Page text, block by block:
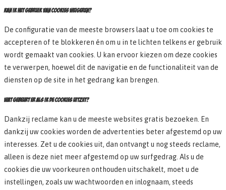
KAN IK HET GEBRUIK VAN COOKIES WEIGEREN?
De configuratie van de meeste browsers laat u toe om cookies te
accepteren of te blokkeren én om u in te lichten telkens er gebruik
wordt gemaakt van cookies. U kan ervoor kiezen om deze cookies
te verwerpen, hoewel dit de navigatie en de functionaliteit van de
diensten op de site in het gedrang kan brengen.
WAT GEBEURT ER ALS IK DE COOKIES UITZET?
Dankzij reclame kan u de meeste websites gratis bezoeken. En
dankzij uw cookies worden de advertenties beter afgestemd op uw
interesses. Zet u de cookies uit, dan ontvangt u nog steeds reclame,
alleen is deze niet meer afgestemd op uw surfgedrag. Als u de
cookies die uw voorkeuren onthouden uitschakelt, moet u de
instellingen, zoals uw wachtwoorden en inlognaam, steeds